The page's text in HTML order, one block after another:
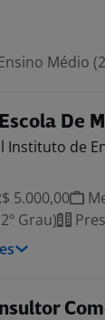
Médio
De
Instituto de
5.000,00
Grau)